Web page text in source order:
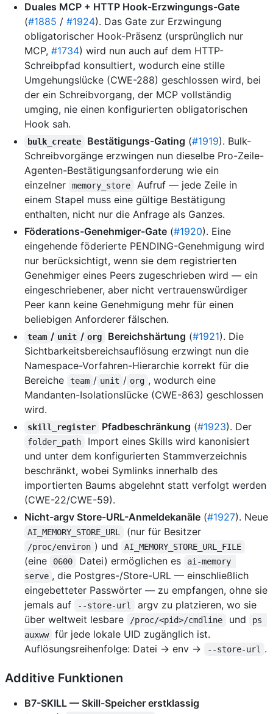
Duales MCP + HTTP Hook-Erzwingungs-Gate
(#1885 / #1924). Das Gate zur Erzwingung
obligatorischer Hook-Präsenz (ursprünglich nur
MCP, #1734) wird nun auch auf dem HTTP-
Schreibpfad konsultiert, wodurch eine stille
Umgehungslücke (CWE-288) geschlossen wird, bei
der ein Schreibvorgang, der MCP vollständig
umging, nie einen konfigurierten obligatorischen
Hook sah.
bulk_create Bestätigungs-Gating (#1919). Bulk-
Schreibvorgänge erzwingen nun dieselbe Pro-Zeile-
Agenten-Bestätigungsanforderung wie ein
einzelner
memory_store
Aufruf — jede Zeile in
einem Stapel muss eine gültige Bestätigung
enthalten, nicht nur die Anfrage als Ganzes.
Föderations-Genehmiger-Gate (#1920). Eine
eingehende föderierte PENDING-Genehmigung wird
nur berücksichtigt, wenn sie dem registrierten
Genehmiger eines Peers zugeschrieben wird — ein
eingeschriebener, aber nicht vertrauenswürdiger
Peer kann keine Genehmigung mehr für einen
beliebigen Anforderer fälschen.
team / unit / org Bereichshärtung (#1921). Die
Sichtbarkeitsbereichsauflösung erzwingt nun die
Namespace-Vorfahren-Hierarchie korrekt für die
Bereiche
team / unit / org , wodurch eine
Mandanten-Isolationslücke (CWE-863) geschlossen
wird.
skill_register Pfadbeschränkung (#1923). Der
folder_path
Import eines Skills wird kanonisiert
und unter dem konfigurierten Stammverzeichnis
beschränkt, wobei Symlinks innerhalb des
importierten Baums abgelehnt statt verfolgt werden
(CWE-22/CWE-59).
Nicht-argv Store-URL-Anmeldekanäle (#1927). Neue
AI_MEMORY_STORE_URL (nur für Besitzer
/proc/environ ) und AI_MEMORY_STORE_URL_FILE
(eine 0600 Datei) ermöglichen es
ai-memory
serve , die Postgres-/Store-URL — einschließlich
eingebetteter Passwörter — zu empfangen, ohne sie
jemals auf
--store-url
argv zu platzieren, wo sie
über weltweit lesbare
/proc/<pid>/cmdline und
ps
auxww
für jede lokale UID zugänglich ist.
Auflösungsreihenfolge: Datei → env →
--store-url .
Additive Funktionen
B7-SKILL — Skill-Speicher erstklassig